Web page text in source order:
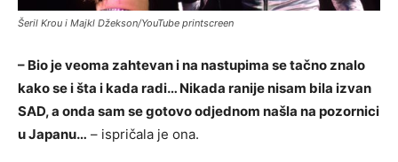
Šeril Krou i Majkl Džekson/YouTube printscreen
– Bio je veoma zahtevan i na nastupima se tačno znalo
kako se i šta i kada radi… Nikada ranije nisam bila izvan
SAD, a onda sam se gotovo odjednom našla na pozornici
u Japanu… – ispričala je ona.